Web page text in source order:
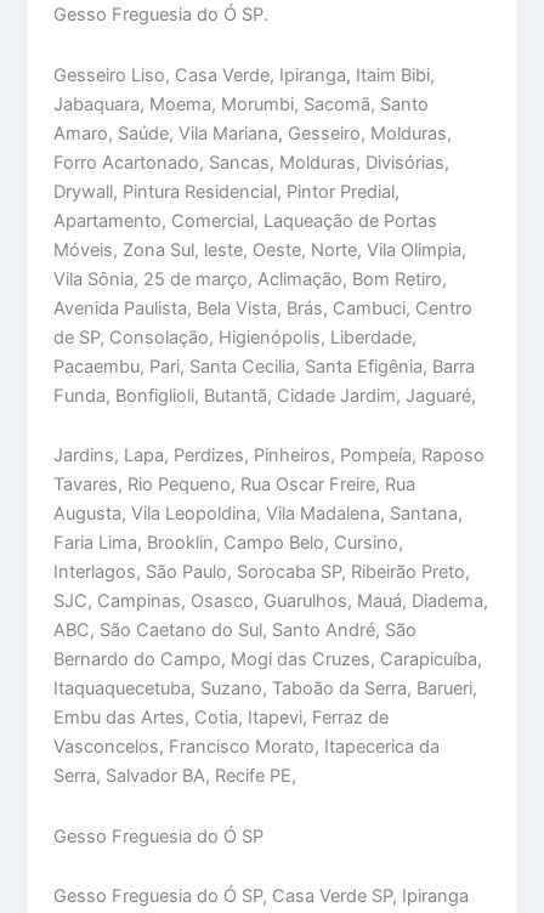
Gesso Freguesia do Ó SP.
Gesseiro Liso, Casa Verde, Ipiranga, Itaim Bibi,
Jabaquara, Moema, Morumbi, Sacomã, Santo
Amaro, Saúde, Vila Mariana, Gesseiro, Molduras,
Forro Acartonado, Sancas, Molduras, Divisórias,
Drywall, Pintura Residencial, Pintor Predial,
Apartamento, Comercial, Laqueação de Portas
Móveis, Zona Sul, leste, Oeste, Norte, Vila Olimpia,
Vila Sônia, 25 de março, Aclimação, Bom Retiro,
Avenida Paulista, Bela Vista, Brás, Cambuci, Centro
de SP, Consolação, Higienópolis, Liberdade,
Pacaembu, Pari, Santa Cecilia, Santa Efigênia, Barra
Funda, Bonfiglioli, Butantã, Cidade Jardim, Jaguaré,
Jardins, Lapa, Perdizes, Pinheiros, Pompeía, Raposo
Tavares, Rio Pequeno, Rua Oscar Freire, Rua
Augusta, Vila Leopoldina, Vila Madalena, Santana,
Faria Lima, Brooklin, Campo Belo, Cursino,
Interlagos, São Paulo, Sorocaba SP, Ribeirão Preto,
SJC, Campinas, Osasco, Guarulhos, Mauá, Diadema,
ABC, São Caetano do Sul, Santo André, São
Bernardo do Campo, Mogi das Cruzes, Carapicuíba,
Itaquaquecetuba, Suzano, Taboão da Serra, Barueri,
Embu das Artes, Cotia, Itapevi, Ferraz de
Vasconcelos, Francisco Morato, Itapecerica da
Serra, Salvador BA, Recife PE,
Gesso Freguesia do Ó SP
Gesso Freguesia do Ó SP, Casa Verde SP, Ipiranga